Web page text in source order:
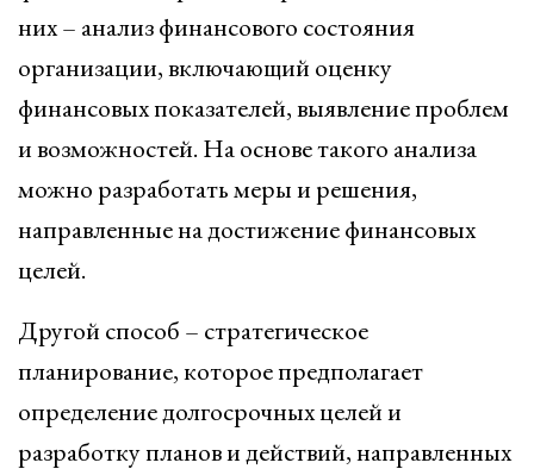
них – анализ финансового состояния
организации, включающий оценку
финансовых показателей, выявление проблем
и возможностей. На основе такого анализа
можно разработать меры и решения,
направленные на достижение финансовых
целей.
Другой способ – стратегическое
планирование, которое предполагает
определение долгосрочных целей и
разработку планов и действий, направленных